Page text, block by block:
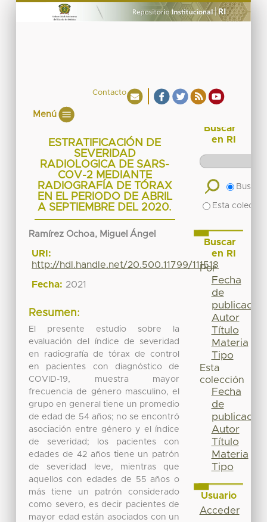
Contacto
Menú
ESTRATIFICACIÓN DE
SEVERIDAD
RADIOLOGICA DE SARS-
COV-2 MEDIANTE
RADIOGRAFÍA DE TÓRAX
EN EL PERIODO DE ABRIL
A SEPTIEMBRE DEL 2020.
Ramírez Ochoa, Miguel Ángel
URI:
http://hdl.handle.net/20.500.11799/111518
Fecha: 2021
Resumen:
El presente estudio sobre la
evaluación del índice de severidad
en radiografía de tórax de control
en pacientes con diagnóstico de
COVID-19, muestra mayor
frecuencia de género masculino, el
grupo en general tiene un promedio
de edad de 54 años; no se encontró
asociación entre género y el índice
de severidad; los pacientes con
edades de 42 años tiene un patrón
de severidad leve, mientras que
aquellos con edades de 55 años o
más tiene un patrón considerado
como severo, es decir pacientes de
mayor edad están asociados con un
Buscar
en RI
Buscar
Esta
Buscar
en RI
Por
Fecha
de
publicación
Autor
Título
Materia
Tipo
Esta
colección
Fecha
de
publicación
Autor
Título
Materia
Tipo
Usuario
Acceder